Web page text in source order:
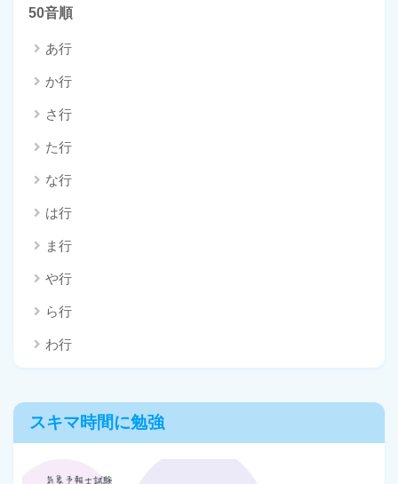
50音順
あ行
か行
さ行
た行
な行
は行
ま行
や行
ら行
わ行
スキマ時間に勉強